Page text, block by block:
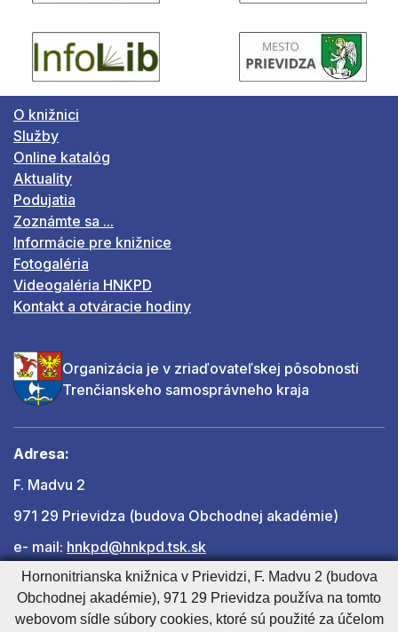
O knižnici
Služby
Online katalóg
Aktuality
Podujatia
Zoznámte sa ...
Informácie pre knižnice
Fotogaléria
Videogaléria HNKPD
Kontakt a otváracie hodiny
Organizácia je v zriaďovateľskej pôsobnosti
Trenčianskeho samosprávneho kraja
Adresa:
F. Madvu 2
971 29 Prievidza (budova Obchodnej akadémie)
e- mail: hnkpd@hnkpd.tsk.sk
Ďalšie kontakty
Hornonitrianska knižnica v Prievidzi, F. Madvu 2 (budova
Obchodnej akadémie), 971 29 Prievidza používa na tomto
webovom sídle súbory cookies, ktoré sú použité za účelom